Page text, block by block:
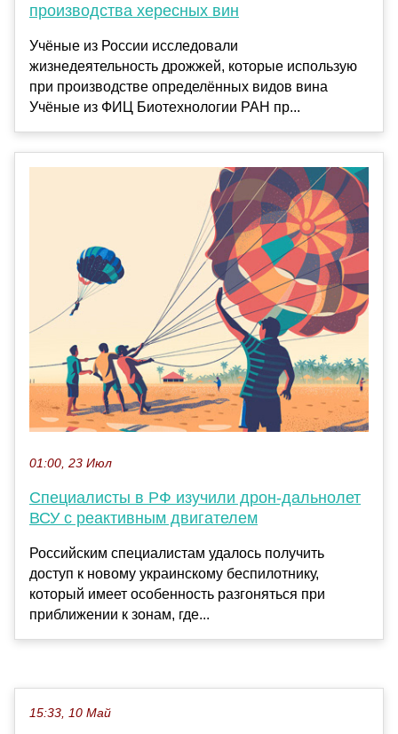
производства хересных вин
Учёные из России исследовали
жизнедеятельность дрожжей, которые использую
при производстве определённых видов вина
Учёные из ФИЦ Биотехнологии РАН пр...
01:00, 23 Июл
Специалисты в РФ изучили дрон-дальнолет
ВСУ с реактивным двигателем
Российским специалистам удалось получить
доступ к новому украинскому беспилотнику,
который имеет особенность разгоняться при
приближении к зонам, где...
15:33, 10 Май